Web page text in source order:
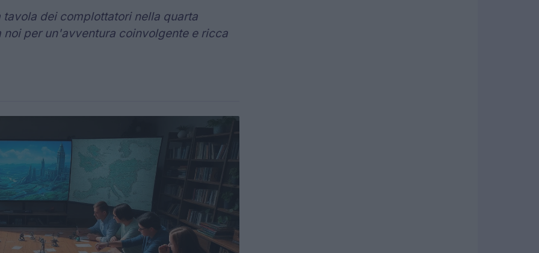
dei complottatori nella quarta
per un'avventura coinvolgente e ricca